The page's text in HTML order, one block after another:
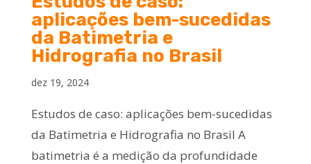
aplicações bem-sucedidas
da Batimetria e
Hidrografia no Brasil
dez 19, 2024
Estudos de caso: aplicações bem-sucedidas
da Batimetria e Hidrografia no Brasil A
batimetria é a medição da profundidade